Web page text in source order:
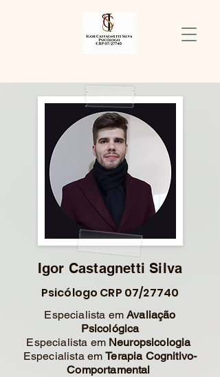
Igor Castagnetti Silva
Psicólogo CRP 07/27740
Especialista emAvaliação
Psicológica
Especialista em Neuropsicologia
Especialista emTerapia Cognitivo-
Comportamental